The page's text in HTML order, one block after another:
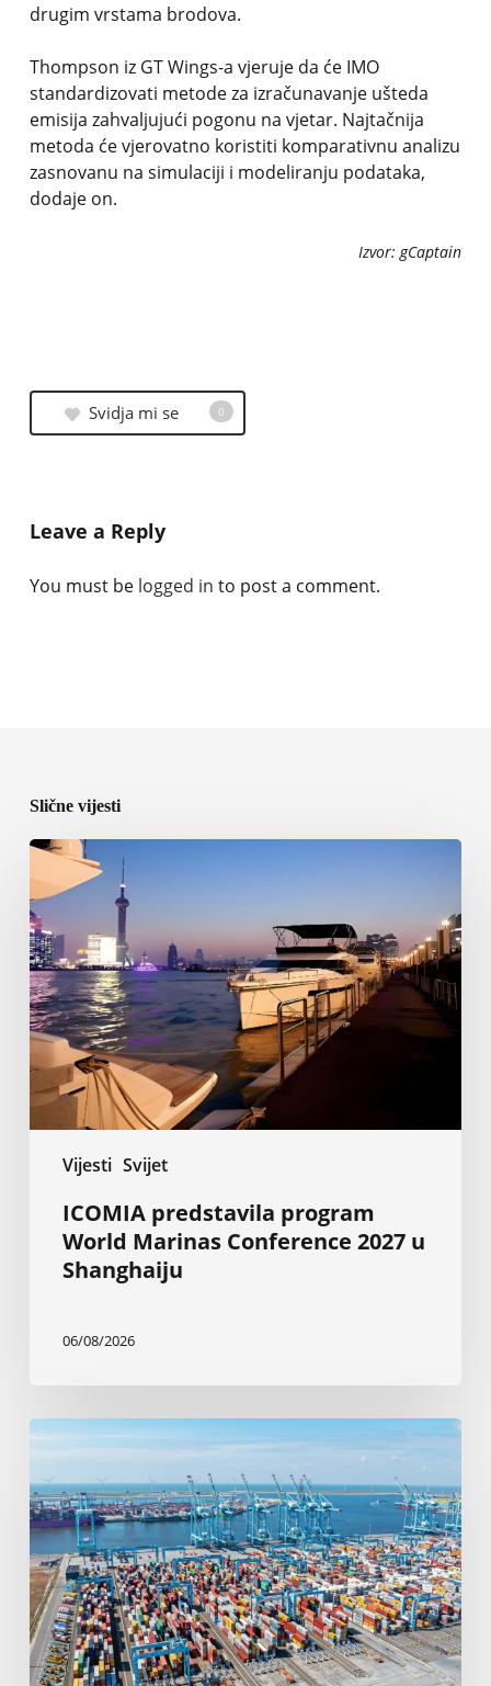
drugim vrstama brodova.
Thompson iz GT Wings-a vjeruje da će IMO
standardizovati metode za izračunavanje ušteda
emisija zahvaljujući pogonu na vjetar. Najtačnija
metoda će vjerovatno koristiti komparativnu analizu
zasnovanu na simulaciji i modeliranju podataka,
dodaje on.
Izvor: gCaptain
Svidja mi se 0
Leave a Reply
You must be logged in to post a comment.
Slične vijesti
Vijesti Svijet
ICOMIA
predstavila
program
World
Marinas
Conference
2027
u
Shanghaiju
ICOMIA predstavila program
World Marinas Conference 2027 u
Shanghaiju
06/08/2026
Rotterdam:
brodova
sa
obale
od
2030.
godine